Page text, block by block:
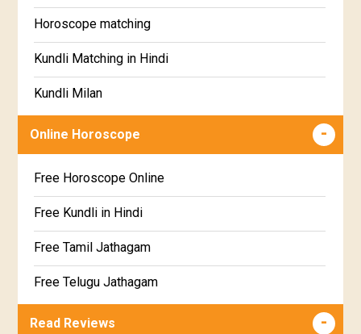
Jyeshta Star Horoscope
Moola Star Horoscope
Poorvashaada Star Horoscope
Uttarashaada Star Horoscope
Sravana Star Horoscope
Dhanishta Star Horoscope
Satabhisha Star Horoscope
Poorvabhadra Star Horoscope
Uttarabhadra Star Horoscope
Revathi Star Horoscope
Super Horoscope
Future Book
Numerology
Horoscope matching
Kundli Matching in Hindi
Kundli Milan
Free chinese compatibility
Kundali Matching
Jathaga Porutham
Jathakam Matching Telugu
Jathaka Porutham in Malayalam
Online Horoscope
Free Horoscope Online
Free Kundli in Hindi
Free Tamil Jathagam
Free Telugu Jathagam
Free Online Jathakam in Malayalam
Read Reviews